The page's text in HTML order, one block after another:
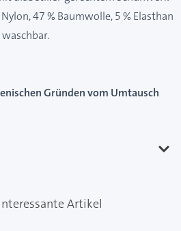
47 % Baumwolle, 5 % Elasthan
Gründen vom Umtausch
Artikel